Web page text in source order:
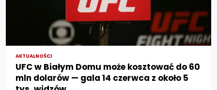
AKTUALNOŚCI
UFC w Białym Domu może kosztować do 60
mln dolarów — gala 14 czerwca z około 5